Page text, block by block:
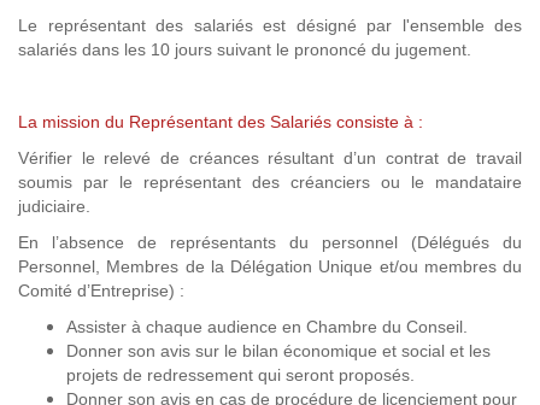
Le représentant des salariés est désigné par l'ensemble des
salariés dans les 10 jours suivant le prononcé du jugement.
La mission du Représentant des Salariés consiste à :
Vérifier le relevé de créances résultant d’un contrat de travail
soumis par le représentant des créanciers ou le mandataire
judiciaire.
En l’absence de représentants du personnel (Délégués du
Personnel, Membres de la Délégation Unique et/ou membres du
Comité d’Entreprise) :
Assister à chaque audience en Chambre du Conseil.
Donner son avis sur le bilan économique et social et les
projets de redressement qui seront proposés.
Donner son avis en cas de procédure de licenciement pour